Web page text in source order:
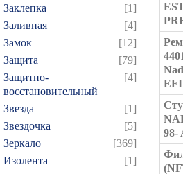
Заклепка
[1]
Заливная
[4]
Замок
[12]
Защита
[79]
Защитно-
восстановительный
[4]
Звезда
[1]
Звездочка
[5]
Зеркало
[369]
Изолента
[1]
EFI
98-